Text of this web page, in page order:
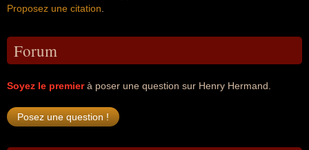
Proposez une citation
Forum
Soyez le premierà poser une question sur Henry Hermand.